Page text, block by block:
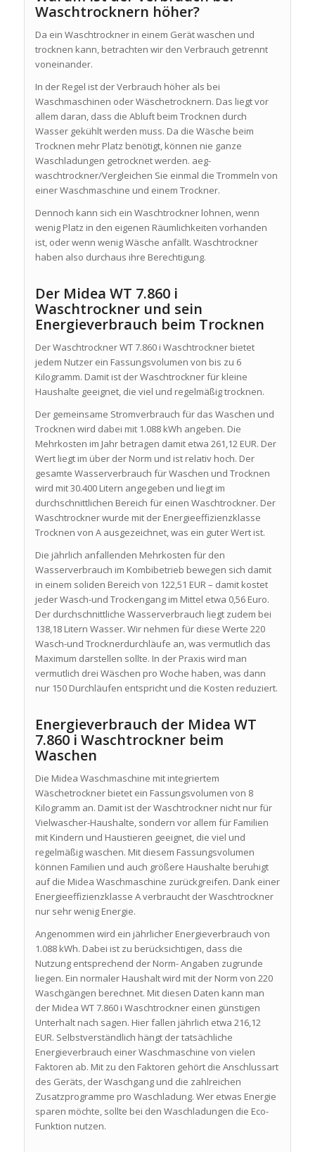
Waschtrocknern höher?
Da ein Waschtrockner in einem Gerät waschen und
trocknen kann, betrachten wir den Verbrauch getrennt
voneinander.
In der Regel ist der Verbrauch höher als bei
Waschmaschinen oder Wäschetrocknern. Das liegt vor
allem daran, dass die Abluft beim Trocknen durch
Wasser gekühlt werden muss. Da die Wäsche beim
Trocknen mehr Platz benötigt, können nie ganze
Waschladungen getrocknet werden. aeg-
waschtrockner/Vergleichen Sie einmal die Trommeln von
einer Waschmaschine und einem Trockner.
Dennoch kann sich ein Waschtrockner lohnen, wenn
wenig Platz in den eigenen Räumlichkeiten vorhanden
ist, oder wenn wenig Wäsche anfällt. Waschtrockner
haben also durchaus ihre Berechtigung.
Der Midea WT 7.860 i
Waschtrockner und sein
Energieverbrauch beim Trocknen
Der Waschtrockner WT 7.860 i Waschtrockner bietet
jedem Nutzer ein Fassungsvolumen von bis zu 6
Kilogramm. Damit ist der Waschtrockner für kleine
Haushalte geeignet, die viel und regelmäßig trocknen.
Der gemeinsame Stromverbrauch für das Waschen und
Trocknen wird dabei mit 1.088 kWh angeben. Die
Mehrkosten im Jahr betragen damit etwa 261,12 EUR. Der
Wert liegt im über der Norm und ist relativ hoch. Der
gesamte Wasserverbrauch für Waschen und Trocknen
wird mit 30.400 Litern angegeben und liegt im
durchschnittlichen Bereich für einen Waschtrockner. Der
Waschtrockner wurde mit der Energieeffizienzklasse
Trocknen von A ausgezeichnet, was ein guter Wert ist.
Die jährlich anfallenden Mehrkosten für den
Wasserverbrauch im Kombibetrieb bewegen sich damit
in einem soliden Bereich von 122,51 EUR – damit kostet
jeder Wasch-und Trockengang im Mittel etwa 0,56 Euro.
Der durchschnittliche Wasserverbrauch liegt zudem bei
138,18 Litern Wasser. Wir nehmen für diese Werte 220
Wasch-und Trocknerdurchläufe an, was vermutlich das
Maximum darstellen sollte. In der Praxis wird man
vermutlich drei Wäschen pro Woche haben, was dann
nur 150 Durchläufen entspricht und die Kosten reduziert.
Energieverbrauch der Midea WT
7.860 i Waschtrockner beim
Waschen
Die Midea Waschmaschine mit integriertem
Wäschetrockner bietet ein Fassungsvolumen von 8
Kilogramm an. Damit ist der Waschtrockner nicht nur für
Vielwascher-Haushalte, sondern vor allem für Familien
mit Kindern und Haustieren geeignet, die viel und
regelmäßig waschen. Mit diesem Fassungsvolumen
können Familien und auch größere Haushalte beruhigt
auf die Midea Waschmaschine zurückgreifen. Dank einer
Energieeffizienzklasse A verbraucht der Waschtrockner
nur sehr wenig Energie.
Angenommen wird ein jährlicher Energieverbrauch von
1.088 kWh. Dabei ist zu berücksichtigen, dass die
Nutzung entsprechend der Norm- Angaben zugrunde
liegen. Ein normaler Haushalt wird mit der Norm von 220
Waschgängen berechnet. Mit diesen Daten kann man
der Midea WT 7.860 i Waschtrockner einen günstigen
Unterhalt nach sagen. Hier fallen jährlich etwa 216,12
EUR. Selbstverständlich hängt der tatsächliche
Energieverbrauch einer Waschmaschine von vielen
Faktoren ab. Mit zu den Faktoren gehört die Anschlussart
des Geräts, der Waschgang und die zahlreichen
Zusatzprogramme pro Waschladung. Wer etwas Energie
sparen möchte, sollte bei den Waschladungen die Eco-
Funktion nutzen.